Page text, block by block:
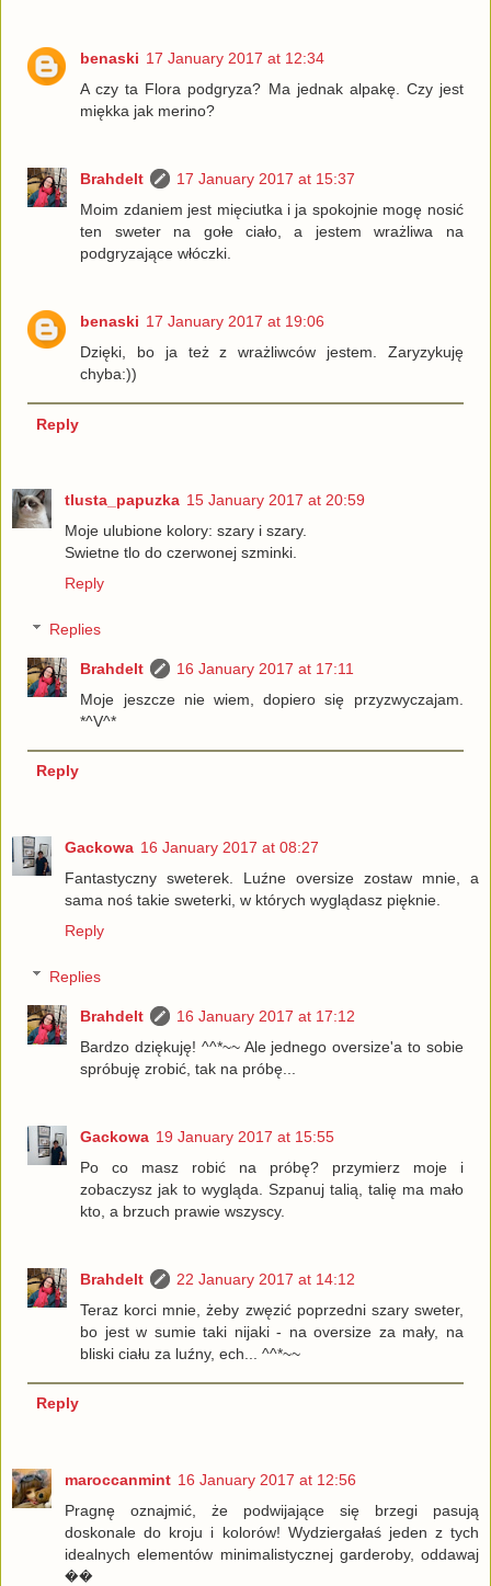
benaski 17 January 2017 at 12:34
A czy ta Flora podgryza? Ma jednak alpakę. Czy jest
miękka jak merino?
Brahdelt
17 January 2017 at 15:37
Moim zdaniem jest mięciutka i ja spokojnie mogę nosić
ten sweter na gołe ciało, a jestem wrażliwa na
podgryzające włóczki.
benaski 17 January 2017 at 19:06
Dzięki, bo ja też z wrażliwców jestem. Zaryzykuję
chyba:))
Reply
tlusta_papuzka 15 January 2017 at 20:59
Moje ulubione kolory: szary i szary.
Swietne tlo do czerwonej szminki.
Reply
Replies
Brahdelt
16 January 2017 at 17:11
Moje jeszcze nie wiem, dopiero się przyzwyczajam.
*^V^*
Reply
Gackowa 16 January 2017 at 08:27
Fantastyczny sweterek. Luźne oversize zostaw mnie, a
sama noś takie sweterki, w których wyglądasz pięknie.
Reply
Replies
Brahdelt
16 January 2017 at 17:12
Bardzo dziękuję! ^^*~~ Ale jednego oversize'a to sobie
spróbuję zrobić, tak na próbę...
Gackowa 19 January 2017 at 15:55
Po co masz robić na próbę? przymierz moje i
zobaczysz jak to wygląda. Szpanuj talią, talię ma mało
kto, a brzuch prawie wszyscy.
Brahdelt
22 January 2017 at 14:12
Teraz korci mnie, żeby zwęzić poprzedni szary sweter,
bo jest w sumie taki nijaki - na oversize za mały, na
bliski ciału za luźny, ech... ^^*~~
Reply
maroccanmint 16 January 2017 at 12:56
Pragnę oznajmić, że podwijające się brzegi pasują
doskonale do kroju i kolorów! Wydziergałaś jeden z tych
idealnych elementów minimalistycznej garderoby, oddawaj
��